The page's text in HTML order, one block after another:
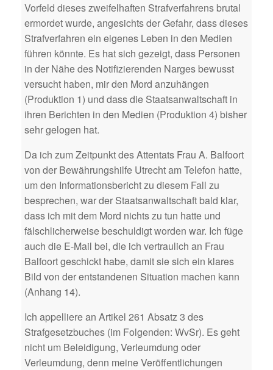
Vorfeld dieses zweifelhaften Strafverfahrens brutal
ermordet wurde, angesichts der Gefahr, dass dieses
Strafverfahren ein eigenes Leben in den Medien
führen könnte. Es hat sich gezeigt, dass Personen
in der Nähe des Notifizierenden Narges bewusst
versucht haben, mir den Mord anzuhängen
(Produktion 1) und dass die Staatsanwaltschaft in
ihren Berichten in den Medien (Produktion 4) bisher
sehr gelogen hat.
Da ich zum Zeitpunkt des Attentats Frau A. Balfoort
von der Bewährungshilfe Utrecht am Telefon hatte,
um den Informationsbericht zu diesem Fall zu
besprechen, war der Staatsanwaltschaft bald klar,
dass ich mit dem Mord nichts zu tun hatte und
fälschlicherweise beschuldigt worden war. Ich füge
auch die E-Mail bei, die ich vertraulich an Frau
Balfoort geschickt habe, damit sie sich ein klares
Bild von der entstandenen Situation machen kann
(Anhang 14).
Ich appelliere an Artikel 261 Absatz 3 des
Strafgesetzbuches (im Folgenden: WvSr). Es geht
nicht um Beleidigung, Verleumdung oder
Verleumdung, denn meine Veröffentlichungen